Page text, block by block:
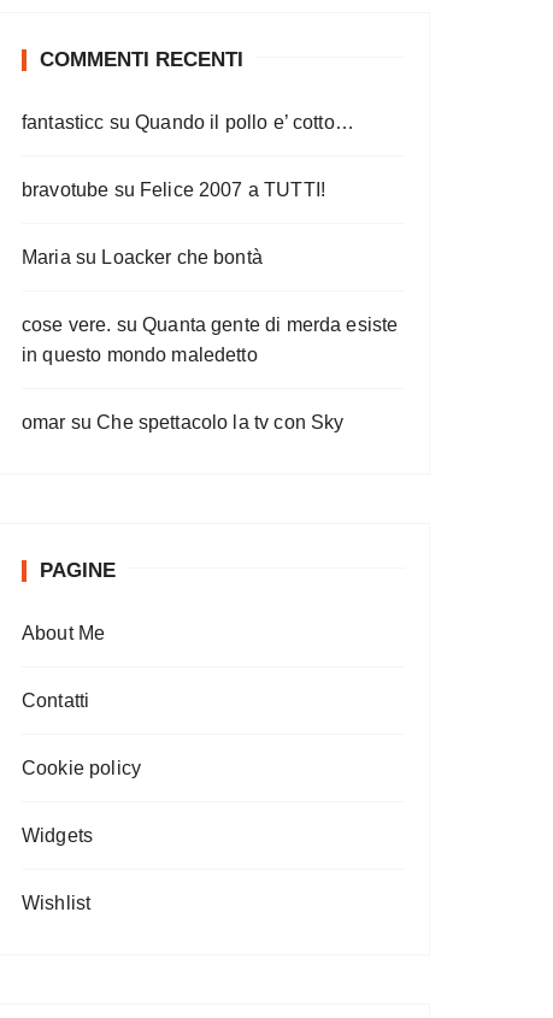
COMMENTI RECENTI
fantasticc suQuando il pollo e’ cotto…
bravotube su Felice 2007 a TUTTI!
Maria su Loacker che bontà
cose vere. suQuanta gente di merda esiste
in questo mondo maledetto
omar suChe spettacolo la tv con Sky
PAGINE
About Me
Contatti
Cookie policy
Widgets
Wishlist